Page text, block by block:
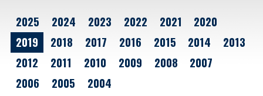
2025 2024 2023 2022 2021
2020
2019
2018 2017 2016 2015 2014
2013
2012
2011 2010 2009 2008
2007
2006
2005 2004